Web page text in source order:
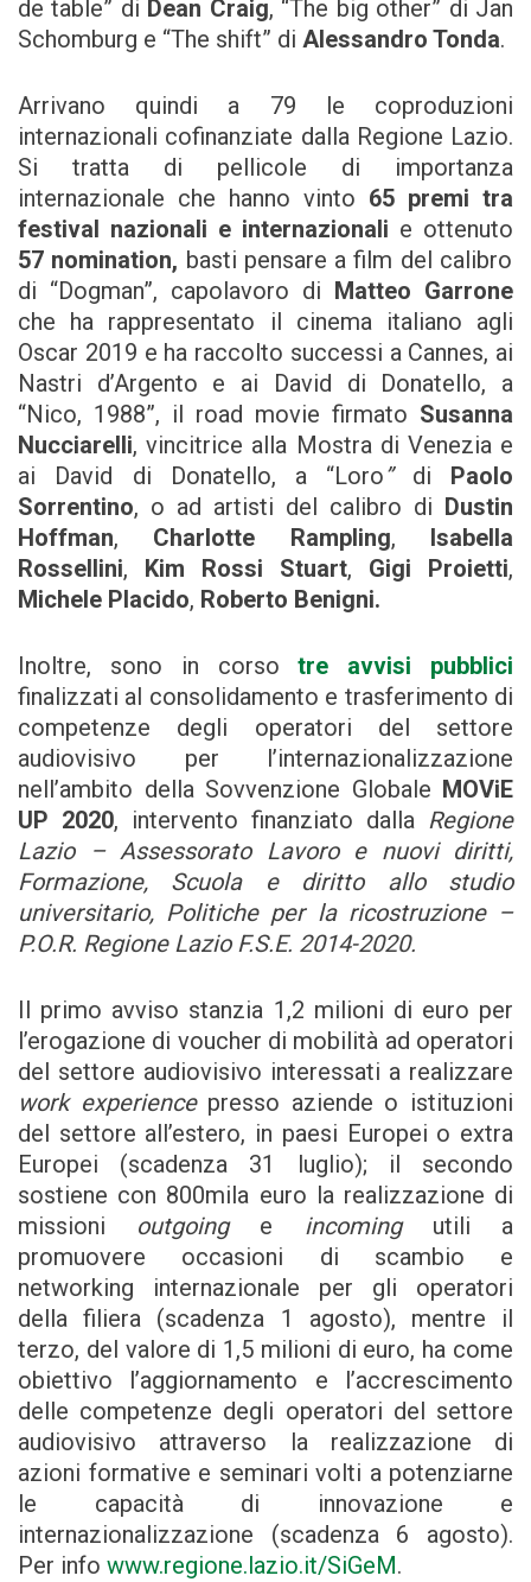
de table” di Dean Craig, “The big other” di Jan
Schomburg e “The shift” di Alessandro Tonda.
Arrivano quindi a 79 le coproduzioni
internazionali cofinanziate dalla Regione Lazio.
Si tratta di pellicole di importanza
internazionale che hanno vinto 65 premi tra
festival nazionali e internazionali e ottenuto
57 nomination, basti pensare a film del calibro
di “Dogman”, capolavoro di Matteo Garrone
che ha rappresentato il cinema italiano agli
Oscar 2019 e ha raccolto successi a Cannes, ai
Nastri d’Argento e ai David di Donatello, a
“Nico, 1988”, il road movie firmato Susanna
Nucciarelli, vincitrice alla Mostra di Venezia e
ai David di Donatello, a “Loro”di Paolo
Sorrentino, o ad artisti del calibro di Dustin
Hoffman, Charlotte Rampling, Isabella
Rossellini, Kim Rossi Stuart, Gigi Proietti,
Michele Placido, Roberto Benigni.
Inoltre, sono in corsotre avvisi pubblici
finalizzati al consolidamento e trasferimento di
competenze degli operatori del settore
audiovisivo per l’internazionalizzazione
nell’ambito della Sovvenzione Globale MOViE
UP 2020, intervento finanziato dalla Regione
Lazio – Assessorato Lavoro e nuovi diritti,
Formazione, Scuola e diritto allo studio
universitario, Politiche per la ricostruzione –
P.O.R. Regione Lazio F.S.E. 2014-2020.
Il primo avviso stanzia 1,2 milioni di euro per
l’erogazione di voucher di mobilità ad operatori
del settore audiovisivo interessati a realizzare
work experiencepresso aziende o istituzioni
del settore all’estero, in paesi Europei o extra
Europei (scadenza 31 luglio); il secondo
sostiene con 800mila euro la realizzazione di
missioni outgoinge incomingutili a
promuovere occasioni di scambio e
networking internazionale per gli operatori
della filiera (scadenza 1 agosto), mentre il
terzo, del valore di 1,5 milioni di euro, ha come
obiettivo l’aggiornamento e l’accrescimento
delle competenze degli operatori del settore
audiovisivo attraverso la realizzazione di
azioni formative e seminari volti a potenziarne
le capacità di innovazione e
internazionalizzazione (scadenza 6 agosto).
Per info www.regione.lazio.it/SiGeM.